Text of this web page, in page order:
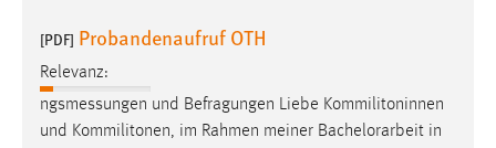
[PDF] Probandenaufruf OTH
Relevanz:
ngsmessungen und Befragungen Liebe Kommilitoninnen
und Kommilitonen, im Rahmen meiner Bachelorarbeit in